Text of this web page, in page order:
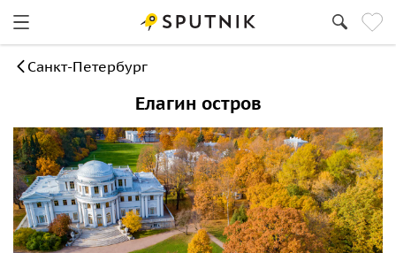
Санкт-Петербург
Елагин остров